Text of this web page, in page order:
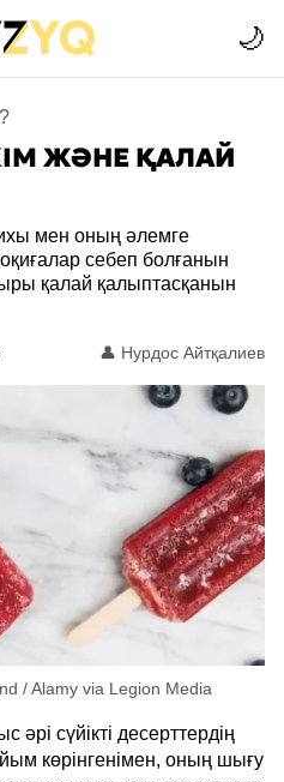
🌙
ЖӘНЕ ҚАЛАЙ
мен оның әлемге
себеп болғанын
қалай қалыптасқанын
👤 Нурдос Айтқалиев
/ Alamy via Legion Media
әрі сүйікті десерттердің
көрінгенімен, оның шығу